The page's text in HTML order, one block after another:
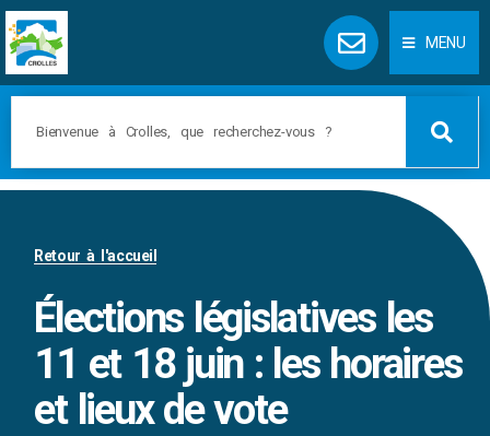
MENU
Retour à l'accueil
Élections législatives les
11 et 18 juin : les horaires
et lieux de vote
Panneau de gestion des cookies